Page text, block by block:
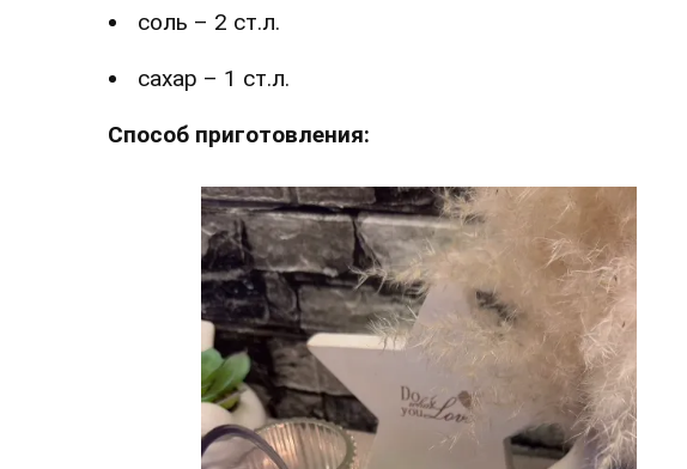
соль – 2 ст.л.
сахар – 1 ст.л.
Способ приготовления: